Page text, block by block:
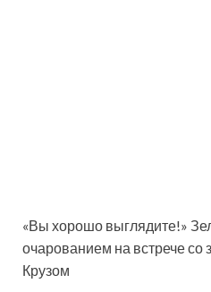
«Вы хорошо выглядите!»
очарованием на встрече со
Крузом